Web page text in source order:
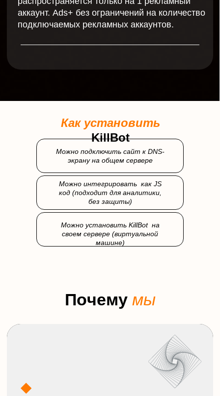
Как установить
KillBot
Можно подключить сайт к DNS-
экрану на общем сервере
Можно интегрировать как JS
код (подходит для аналитики,
без защиты)
Можно установить KillBot на
своем сервере (виртуальной
машине)
support@activecloud.ru
8 800 500-44-64
круглосуточно
Отдел обслуживния
sales@activecloud.ru
+7 499 11-006-11
18:00
ПОДПИШИТЕСЬ НА
СОЦИАЛЬНЫХ
СЕТЯХ
© 2003 − 2026 «ООО «АктивХост РУ»
Политика cookie
Политика конфиденциальности